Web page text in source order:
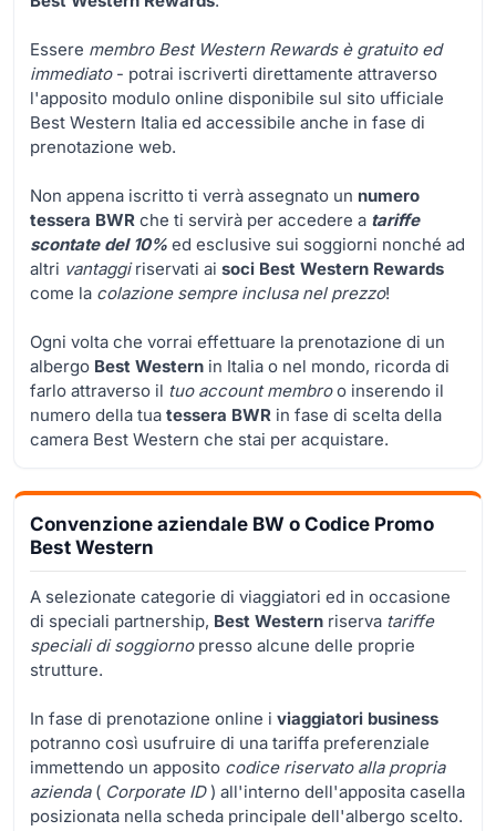
Essere membro Best Western Rewards è gratuito ed
immediato- potrai iscriverti direttamente attraverso
l'apposito modulo online disponibile sul sito ufficiale
Best Western Italia ed accessibile anche in fase di
prenotazione web.
Non appena iscritto ti verrà assegnato un numero
tessera BWR che ti servirà per accedere a tariffe
scontate del 10% ed esclusive sui soggiorni nonché ad
altri vantaggiriservati ai soci Best Western Rewards
come la colazione sempre inclusa nel prezzo!
Ogni volta che vorrai effettuare la prenotazione di un
albergo Best Western in Italia o nel mondo, ricorda di
farlo attraverso il tuo account membroo inserendo il
numero della tua tessera BWR in fase di scelta della
camera Best Western che stai per acquistare.
Convenzione aziendale BW o Codice Promo
Best Western
A selezionate categorie di viaggiatori ed in occasione
di speciali partnership, Best Western riserva tariffe
speciali di soggiornopresso alcune delle proprie
strutture.
In fase di prenotazione online i viaggiatori business
potranno così usufruire di una tariffa preferenziale
immettendo un apposito codice riservato alla propria
azienda( Corporate ID) all'interno dell'apposita casella
posizionata nella scheda principale dell'albergo scelto.